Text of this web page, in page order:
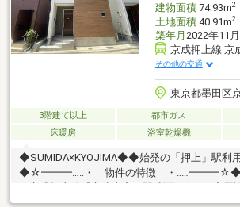
建物面積74.93m2
土地面積40.91m2
築年月 2022年11
京成押上線 京
その他の交通
東京都墨田区
3階建て以上 都市ガス
床暖房
浴室乾燥機
◆SUMIDA×KYOJIMA◆◆始発の「押上」駅利
◆☆━━━…‥・ 物件の特徴 ・‥…━━━☆◆通
につき落ち着いた街並みでお過ごし頂けます